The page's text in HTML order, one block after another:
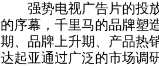
强势电视广告片的投放
的序幕，千里马的品牌塑
期、品牌上升期、产品热
达起亚通过广泛的市场调